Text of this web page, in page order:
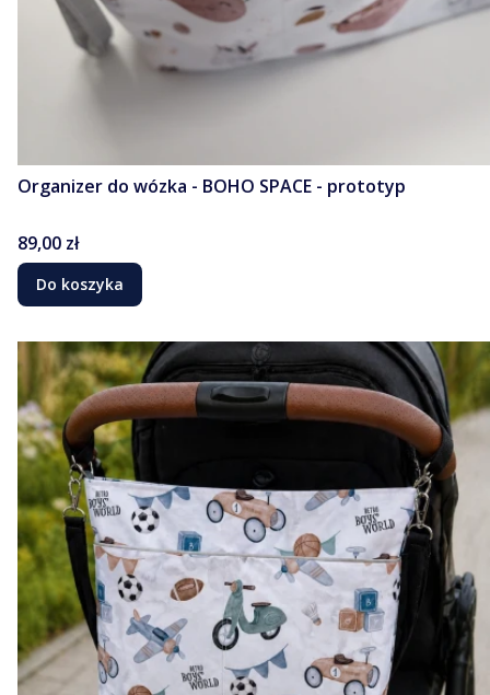
Organizer do wózka - BOHO SPACE - prototyp
Cena
89,00 zł
Do koszyka